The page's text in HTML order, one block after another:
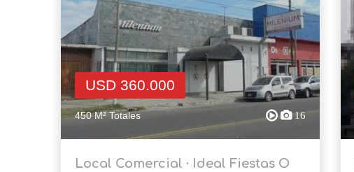
USD 360.000
450 M² Totales 16
Local Comercial · Ideal Fiestas O